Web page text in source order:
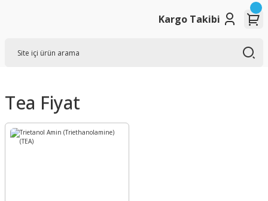
Kargo Takibi
Tea Fiyat